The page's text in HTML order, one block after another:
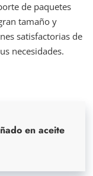
de paquetes
tamaño y
satisfactorias de
necesidades.
en aceite